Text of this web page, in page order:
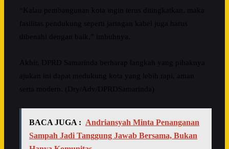
“Kalau pembangunan kota ingin terus ditingkatkan, maka
fasilitas pendukung seperti jaringan kabel juga harus
dibenahi dengan baik,” imbuhnya.
Akhir, DPRD Samarinda berharap langkah yang pihaknya
ajukan ini dapat medukung kota yang lebih rapi, aman
serta modern. (Dry/Adv/DPRDSamarinda)
BACA JUGA : Andriansyah Minta Penanganan
Sampah Jadi Tanggung Jawab Bersama, Bukan